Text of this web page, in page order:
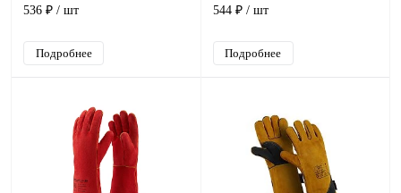
ProfLineSpecialist
536 ₽ / шт
Подробнее
544 ₽ / шт
Подробнее